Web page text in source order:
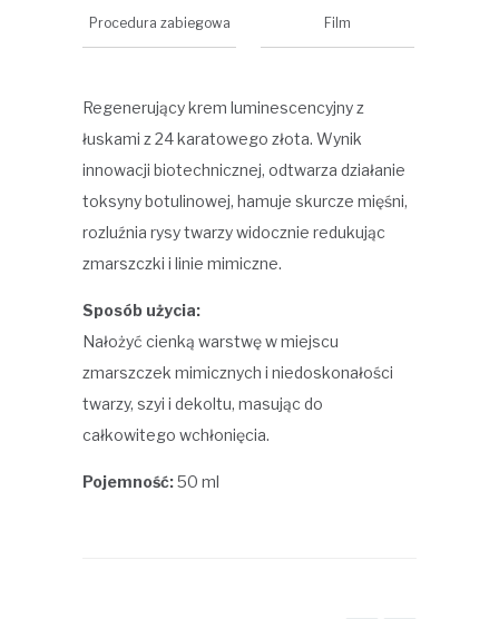
Procedura zabiegowa Film
Regenerujący krem luminescencyjny z
łuskami z 24 karatowego złota. Wynik
innowacji biotechnicznej, odtwarza działanie
toksyny botulinowej, hamuje skurcze mięśni,
rozluźnia rysy twarzy widocznie redukując
zmarszczki i linie mimiczne.
Sposób użycia:
Nałożyć cienką warstwę w miejscu
zmarszczek mimicznych i niedoskonałości
twarzy, szyi i dekoltu, masując do
całkowitego wchłonięcia.
Pojemność:50 ml